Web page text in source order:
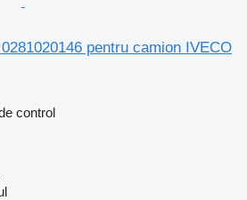
pentru camion IVECO
control